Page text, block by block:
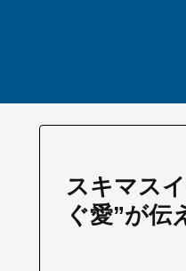
スキマス
ぐ愛”が伝